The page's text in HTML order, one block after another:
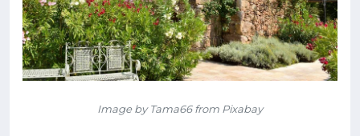
Image by Tama66 from Pixabay